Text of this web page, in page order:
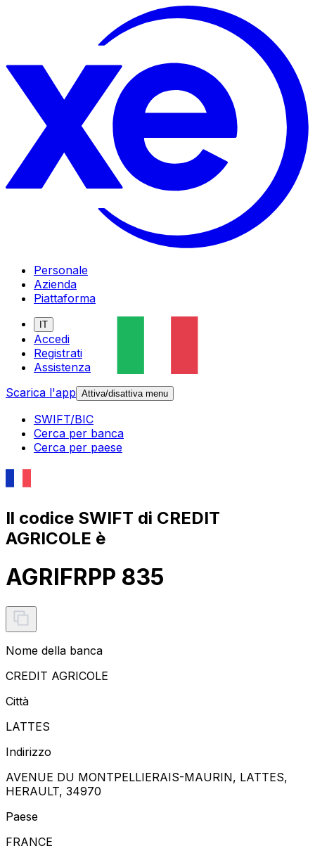
Personale
Azienda
Piattaforma
IT
Accedi
Registrati
Assistenza
Scarica l'app Attiva/disattiva menu
SWIFT/BIC
Cerca per banca
Cerca per paese
Il codice SWIFT di CREDIT
AGRICOLE è
AGRIFRPP 835
Nome della banca
CREDIT AGRICOLE
Città
LATTES
Indirizzo
AVENUE DU MONTPELLIERAIS-MAURIN, LATTES,
HERAULT, 34970
Paese
FRANCE